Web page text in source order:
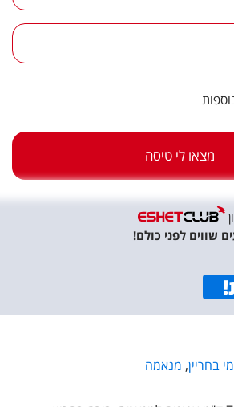
מצאו לי טיסה
שווים לפני כולם!
!
בחריין, מנאמה